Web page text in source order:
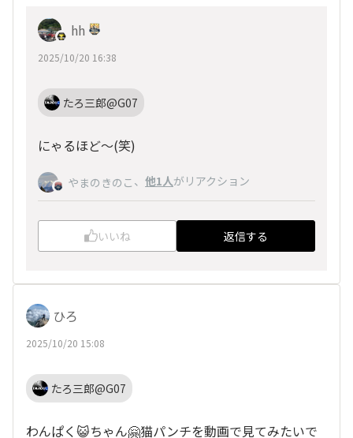
hh
2025/10/20 16:38
たろ三郎@G07
にゃるほど～(笑)
やまのきのこ 、 他1人がリアクション
いいね 返信する
ひろ
2025/10/20 15:08
たろ三郎@G07
わんぱく😺ちゃん🤗猫パンチを動画で見てみたいで